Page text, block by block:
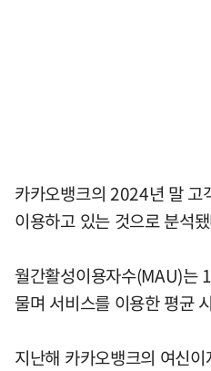
카카오뱅크의 2024년 말
이용하고 있는 것으로 분석
월간활성이용자수(MAU)는
물며 서비스를 이용한 평균
지난해 카카오뱅크의 여신